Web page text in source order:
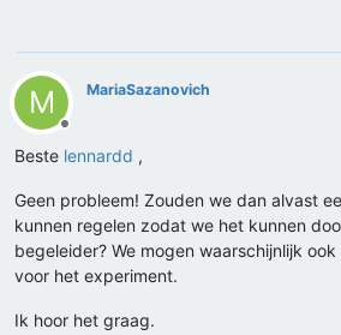
M
Offline
MariaSazanovich
Beste lennardd ,
Geen probleem! Zouden we dan alvast
kunnen regelen zodat we het kunnen
begeleider? We mogen waarschijnlijk
voor het experiment.
Ik hoor het graag.